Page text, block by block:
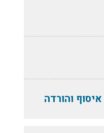
איסוף והורדה